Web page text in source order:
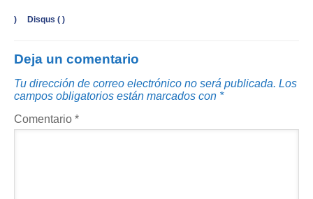
) Disqus ( )
Deja un comentario
Tu dirección de correo electrónico no será publicada. Los
campos obligatorios están marcados con *
Comentario *